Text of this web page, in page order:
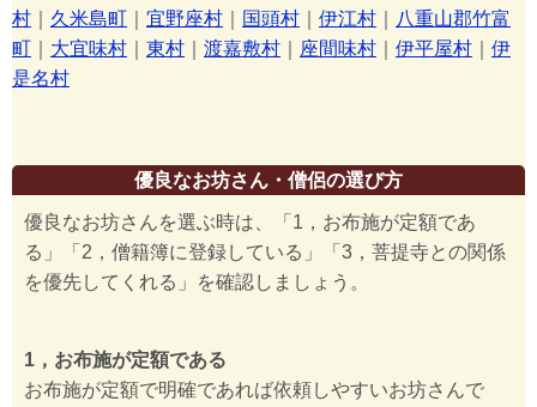
村
久米島町 宜野座村 国頭村 伊江村
八重山郡竹富
町
大宜味村 東村 渡嘉敷村 座間味村 伊平屋村
伊
是名村
優良なお坊さん・僧侶の選び方
優良なお坊さんを選ぶ時は、「1，お布施が定額であ
る」「2，僧籍簿に登録している」「3，菩提寺との関係
を優先してくれる」を確認しましょう。
1，お布施が定額である
お布施が定額で明確であれば依頼しやすいお坊さんで